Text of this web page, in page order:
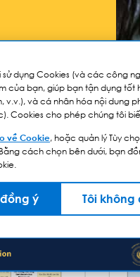
sử dụng Cookies (và các công
của bạn, giúp bạn tận dụng
v.v.), và cá nhân hóa nội dung
Cookies cho phép chúng tôi
về Cookie, hoặc quản lý Tùy
cách chọn bên dưới, bạn
ý Tôi không